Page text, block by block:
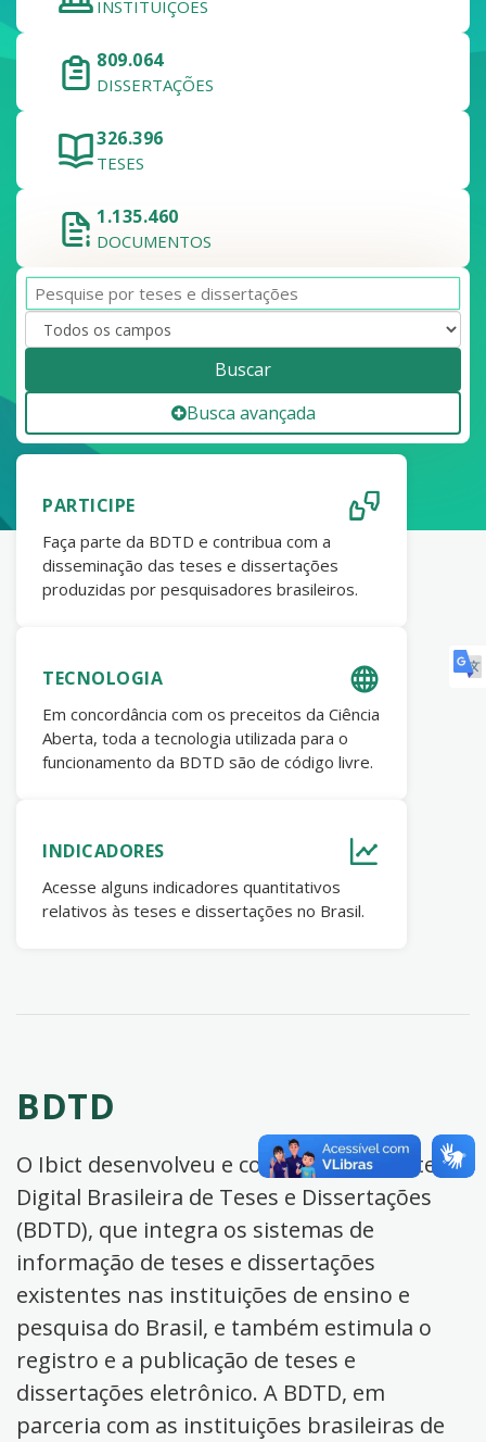
INSTITUIÇÕES
809.064
DISSERTAÇÕES
326.396
TESES
1.135.460
DOCUMENTOS
Buscar
Busca avançada
PARTICIPE
Faça parte da BDTD e contribua com a
disseminação das teses e dissertações
produzidas por pesquisadores brasileiros.
TECNOLOGIA
Em concordância com os preceitos da Ciência
Aberta, toda a tecnologia utilizada para o
funcionamento da BDTD são de código livre.
INDICADORES
Acesse alguns indicadores quantitativos
relativos às teses e dissertações no Brasil.
BDTD
O Ibict desenvolveu e coordena a Biblioteca
Digital Brasileira de Teses e Dissertações
(BDTD), que integra os sistemas de
informação de teses e dissertações
existentes nas instituições de ensino e
pesquisa do Brasil, e também estimula o
registro e a publicação de teses e
dissertações eletrônico. A BDTD, em
parceria com as instituições brasileiras de